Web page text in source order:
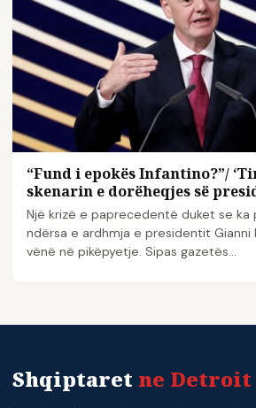
“Fund i epokës Infantino?”/
skenarin e dorëheqjes së
Një krizë e paprecedentë duket se ka
ndërsa e ardhmja e presidentit Gianni
vënë në pikëpyetje. Sipas gazetës…
Shqiptaret ne Detroit